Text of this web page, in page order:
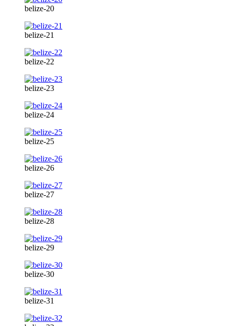
belize-20
belize-21
belize-22
belize-23
belize-24
belize-25
belize-26
belize-27
belize-28
belize-29
belize-30
belize-31